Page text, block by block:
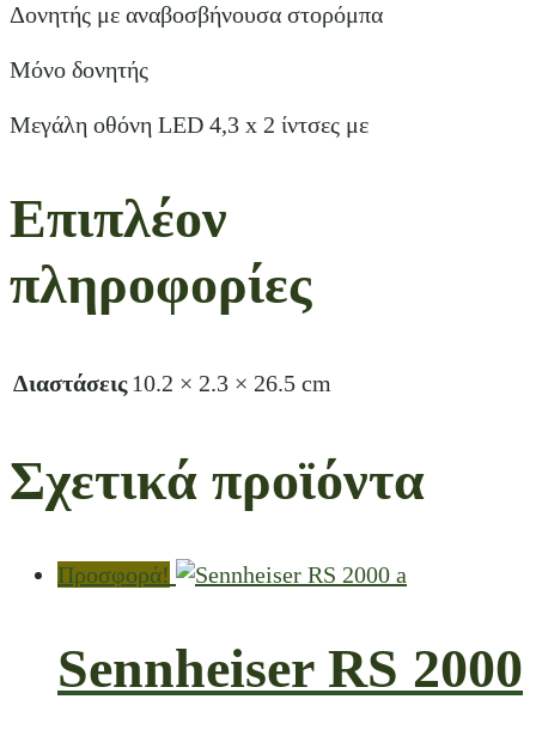
Δονητής με αναβοσβήνουσα στορόμπα
Μόνο δονητής
Μεγάλη οθόνη LED 4,3 x 2 ίντσες με
Επιπλέον
πληροφορίες
Διαστάσεις 10.2 × 2.3 × 26.5 cm
Σχετικά προϊόντα
Προσφορά!
Sennheiser RS 2000